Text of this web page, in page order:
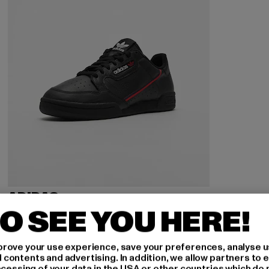
ADIDAS
Continental 80
51,70 EUR
Derzeitiger Preis: 51,70 EUR
109,99 EUR Aktionspreis: 109,99 EUR
SEE YOU HERE!
your use experience, save your preferences, analyse
and advertising. In addition, we allow partners to